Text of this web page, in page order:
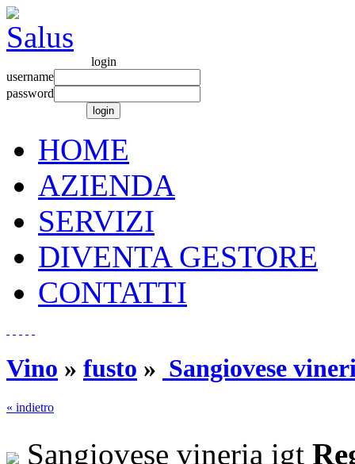
login
username
password
HOME
AZIENDA
SERVIZI
DIVENTA GESTORE
CONTATTI
Vino » fusto » Sangiovese
« indietro
Sangiovese vineria igt